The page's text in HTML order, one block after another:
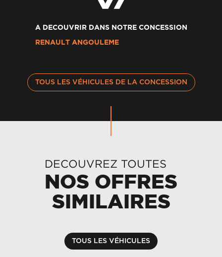
A DECOUVRIR DANS NOTRE CONCESSION
RENAULT ANGOULEME
TOUS LES VÉHICULES DE LA CONCESSION
DECOUVREZ TOUTES
NOS OFFRES
SIMILAIRES
TOUS LES VÉHICULES